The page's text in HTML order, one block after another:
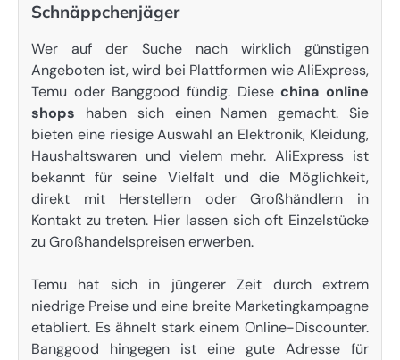
Schnäppchenjäger
Wer auf der Suche nach wirklich günstigen
Angeboten ist, wird bei Plattformen wie AliExpress,
Temu oder Banggood fündig. Diesechina online
shops haben sich einen Namen gemacht. Sie
bieten eine riesige Auswahl an Elektronik, Kleidung,
Haushaltswaren und vielem mehr. AliExpress ist
bekannt für seine Vielfalt und die Möglichkeit,
direkt mit Herstellern oder Großhändlern in
Kontakt zu treten. Hier lassen sich oft Einzelstücke
zu Großhandelspreisen erwerben.
Temu hat sich in jüngerer Zeit durch extrem
niedrige Preise und eine breite Marketingkampagne
etabliert. Es ähnelt stark einem Online-Discounter.
Banggood hingegen ist eine gute Adresse für